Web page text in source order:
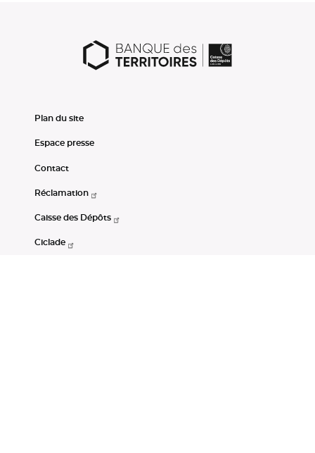
Plan du site
Espace presse
Contact
Réclamation
Caisse des Dépôts
Ciclade